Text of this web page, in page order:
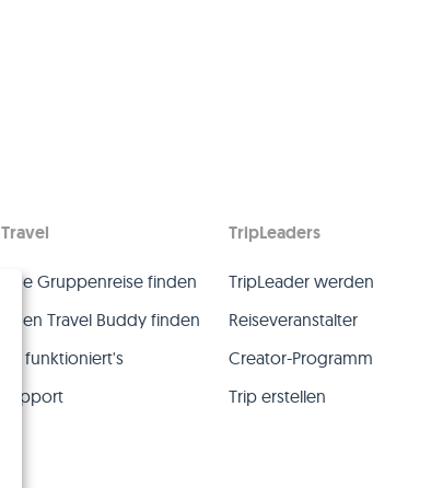
Travel
Eine Gruppenreise finden
Einen Travel Buddy finden
So funktioniert's
Support
TripLeaders
TripLeader werden
Reiseveranstalter
Creator-Programm
Trip erstellen